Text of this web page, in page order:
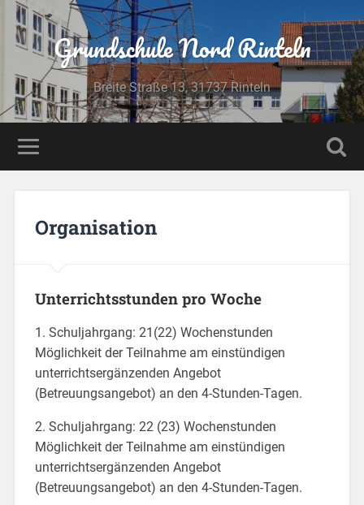
Grundschule Nord Rinteln
Breite Straße 13, 31737 Rinteln
Organisation
Unterrichtsstunden pro Woche
1. Schuljahrgang: 21(22) Wochenstunden
Möglichkeit der Teilnahme am einstündigen
unterrichtsergänzenden Angebot
(Betreuungsangebot) an den 4-Stunden-Tagen.
2. Schuljahrgang: 22 (23) Wochenstunden
Möglichkeit der Teilnahme am einstündigen
unterrichtsergänzenden Angebot
(Betreuungsangebot) an den 4-Stunden-Tagen.